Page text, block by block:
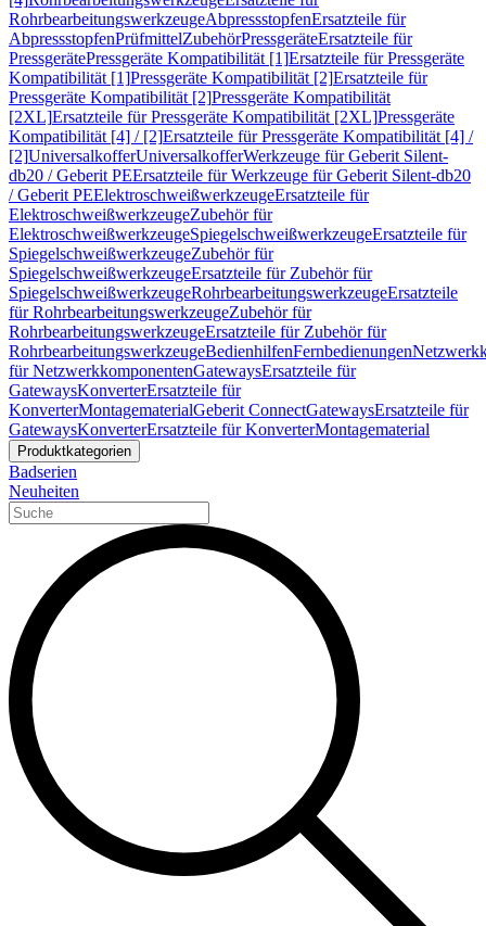
RohrbearbeitungswerkzeugeAbpressstopfenErsatzteile für
AbpressstopfenPrüfmittelZubehörPressgeräteErsatzteile für
PressgerätePressgeräte Kompatibilität [1]Ersatzteile für Pressgeräte
Kompatibilität [1]Pressgeräte Kompatibilität [2]Ersatzteile für
Pressgeräte Kompatibilität [2]Pressgeräte Kompatibilität
[2XL]Ersatzteile für Pressgeräte Kompatibilität [2XL]Pressgeräte
Kompatibilität [4] / [2]Ersatzteile für Pressgeräte Kompatibilität [4] /
[2]UniversalkofferUniversalkofferWerkzeuge für Geberit Silent-
db20 / Geberit PEErsatzteile für Werkzeuge für Geberit Silent-db20
/ Geberit PEElektroschweißwerkzeugeErsatzteile für
ElektroschweißwerkzeugeZubehör für
ElektroschweißwerkzeugeSpiegelschweißwerkzeugeErsatzteile für
SpiegelschweißwerkzeugeZubehör für
SpiegelschweißwerkzeugeErsatzteile für Zubehör für
SpiegelschweißwerkzeugeRohrbearbeitungswerkzeugeErsatzteile
für RohrbearbeitungswerkzeugeZubehör für
RohrbearbeitungswerkzeugeErsatzteile für Zubehör für
RohrbearbeitungswerkzeugeBedienhilfenFernbedienungen
für NetzwerkkomponentenGatewaysErsatzteile für
GatewaysKonverterErsatzteile für
KonverterMontagematerialGeberit ConnectGatewaysErsatzteile für
GatewaysKonverterErsatzteile für KonverterMontagematerial
Produktkategorien
Badserien
Neuheiten